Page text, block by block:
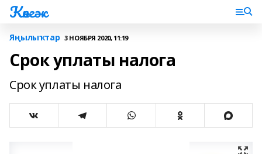
Көнгәк
Яңылыҡтар 3 НОЯБРЯ 2020, 11:19
Срок уплаты налога
Срок уплаты налога